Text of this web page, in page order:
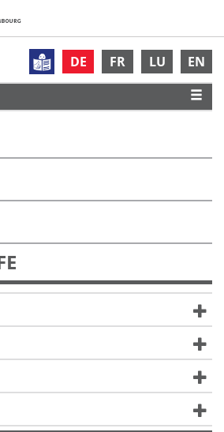
DE FR LU EN